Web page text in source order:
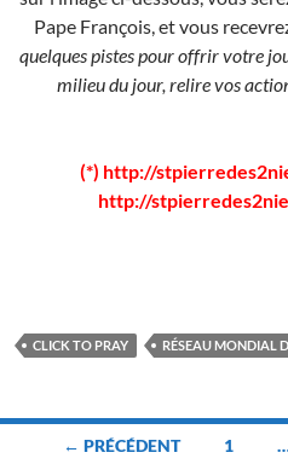
Pape François, et vous
quelques pistes pour offrir votre
milieu du jour, relire vos
(*) http://
http://
CLICK TO PRAY RÉSEAU MONDIAL
Navigation
← PRÉCÉDENT 1